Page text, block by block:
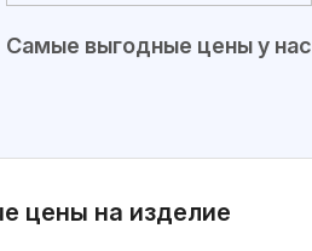
Самые выгодные цены у нас
цены на изделие